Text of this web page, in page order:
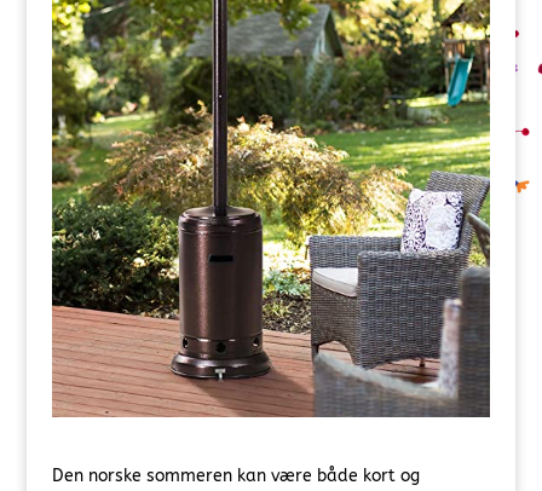
Den norske sommeren kan være både kort og